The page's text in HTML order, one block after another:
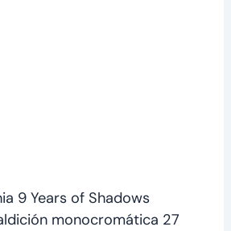
9 Years of Shadows
monocromática 27